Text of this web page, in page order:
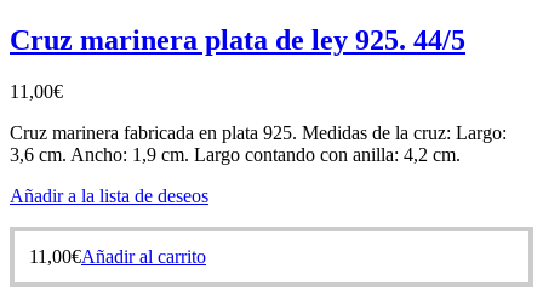
Cruz marinera plata de ley 925. 44/5
11,00€
Cruz marinera fabricada en plata 925. Medidas de la cruz: Largo:
3,6 cm. Ancho: 1,9 cm. Largo contando con anilla: 4,2 cm.
Añadir a la lista de deseos
11,00€Añadir al carrito